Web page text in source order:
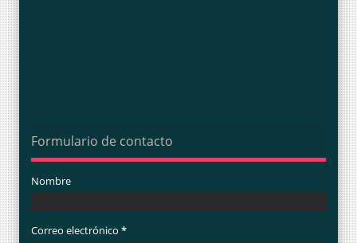
Formulario de contacto
Nombre
Correo electrónico *